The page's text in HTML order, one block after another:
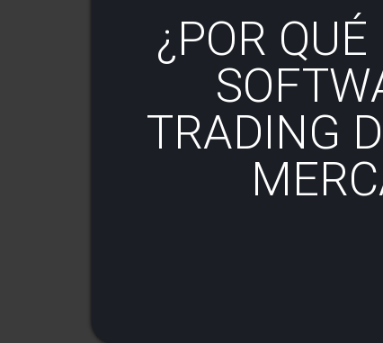
¿POR
TRADING